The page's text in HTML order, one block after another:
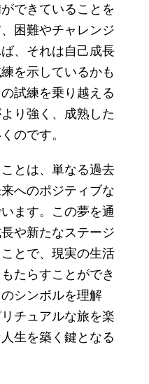
できていることを
困難やチャレンジ
、それは自己成長
を示しているかも
試練を乗り越える
り強く、成熟した
のです。
とは、単なる過去
へのポジティブな
ます。この夢を通
や新たなステージ
とで、現実の生活
たらすことができ
シンボルを理解
チュアルな旅を楽
生を築く鍵となる